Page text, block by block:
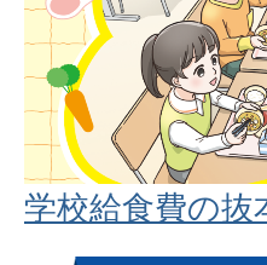
学校給食費の抜